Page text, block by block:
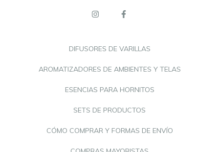
DIFUSORES DE VARILLAS
AROMATIZADORES DE AMBIENTES Y TELAS
ESENCIAS PARA HORNITOS
SETS DE PRODUCTOS
CÓMO COMPRAR Y FORMAS DE ENVÍO